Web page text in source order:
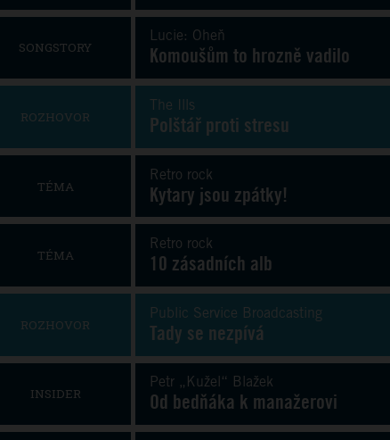
SONGSTORY
Lucie: Oheň
Komoušům to hrozně vadilo
ROZHOVOR
The Ills
Polštář proti stresu
TÉMA
Retro rock
Kytary jsou zpátky!
TÉMA
Retro rock
10 zásadních alb
ROZHOVOR
Public Service Broadcasting
Tady se nezpívá
INSIDER
Petr „Kužel“ Blažek
Od bedňáka k manažerovi